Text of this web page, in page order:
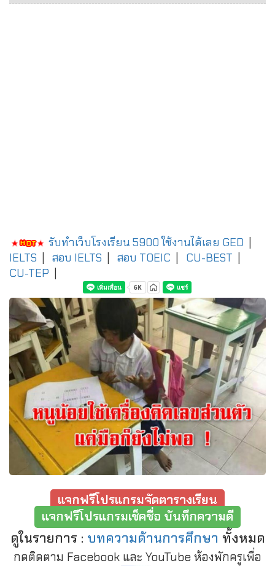
รับทำเว็บโรงเรียน 5900 ใช้งานได้เลย GED
IELTS
สอบ IELTS สอบ TOEIC CU-BEST
CU-TEP
แจกฟรีโปรแกรมจัดตารางเรียน
แจกฟรีโปรแกรมเช็คชื่อ บันทึกความดี
ดูในรายการ : บทความด้านการศึกษา ทั้งหมด
กดติดตาม Facebook และ YouTube ห้องพักครูเพื่อ